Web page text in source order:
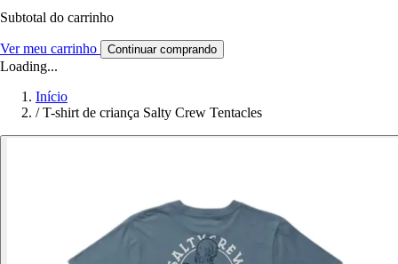
Subtotal do carrinho
Ver meu carrinho Continuar comprando
Loading...
Início
/ T-shirt de criança Salty Crew Tentacles